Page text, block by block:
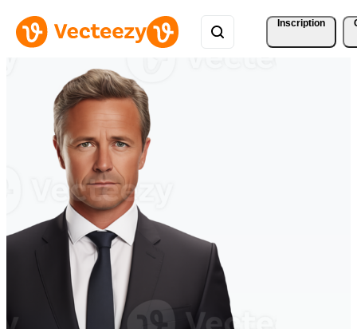
Inscription